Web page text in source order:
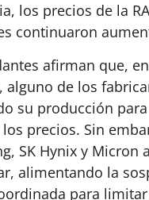
los precios de la
continuaron
afirman que,
alguno de los
su producción
precios. Sin
SK Hynix y Micron
alimentando la
para